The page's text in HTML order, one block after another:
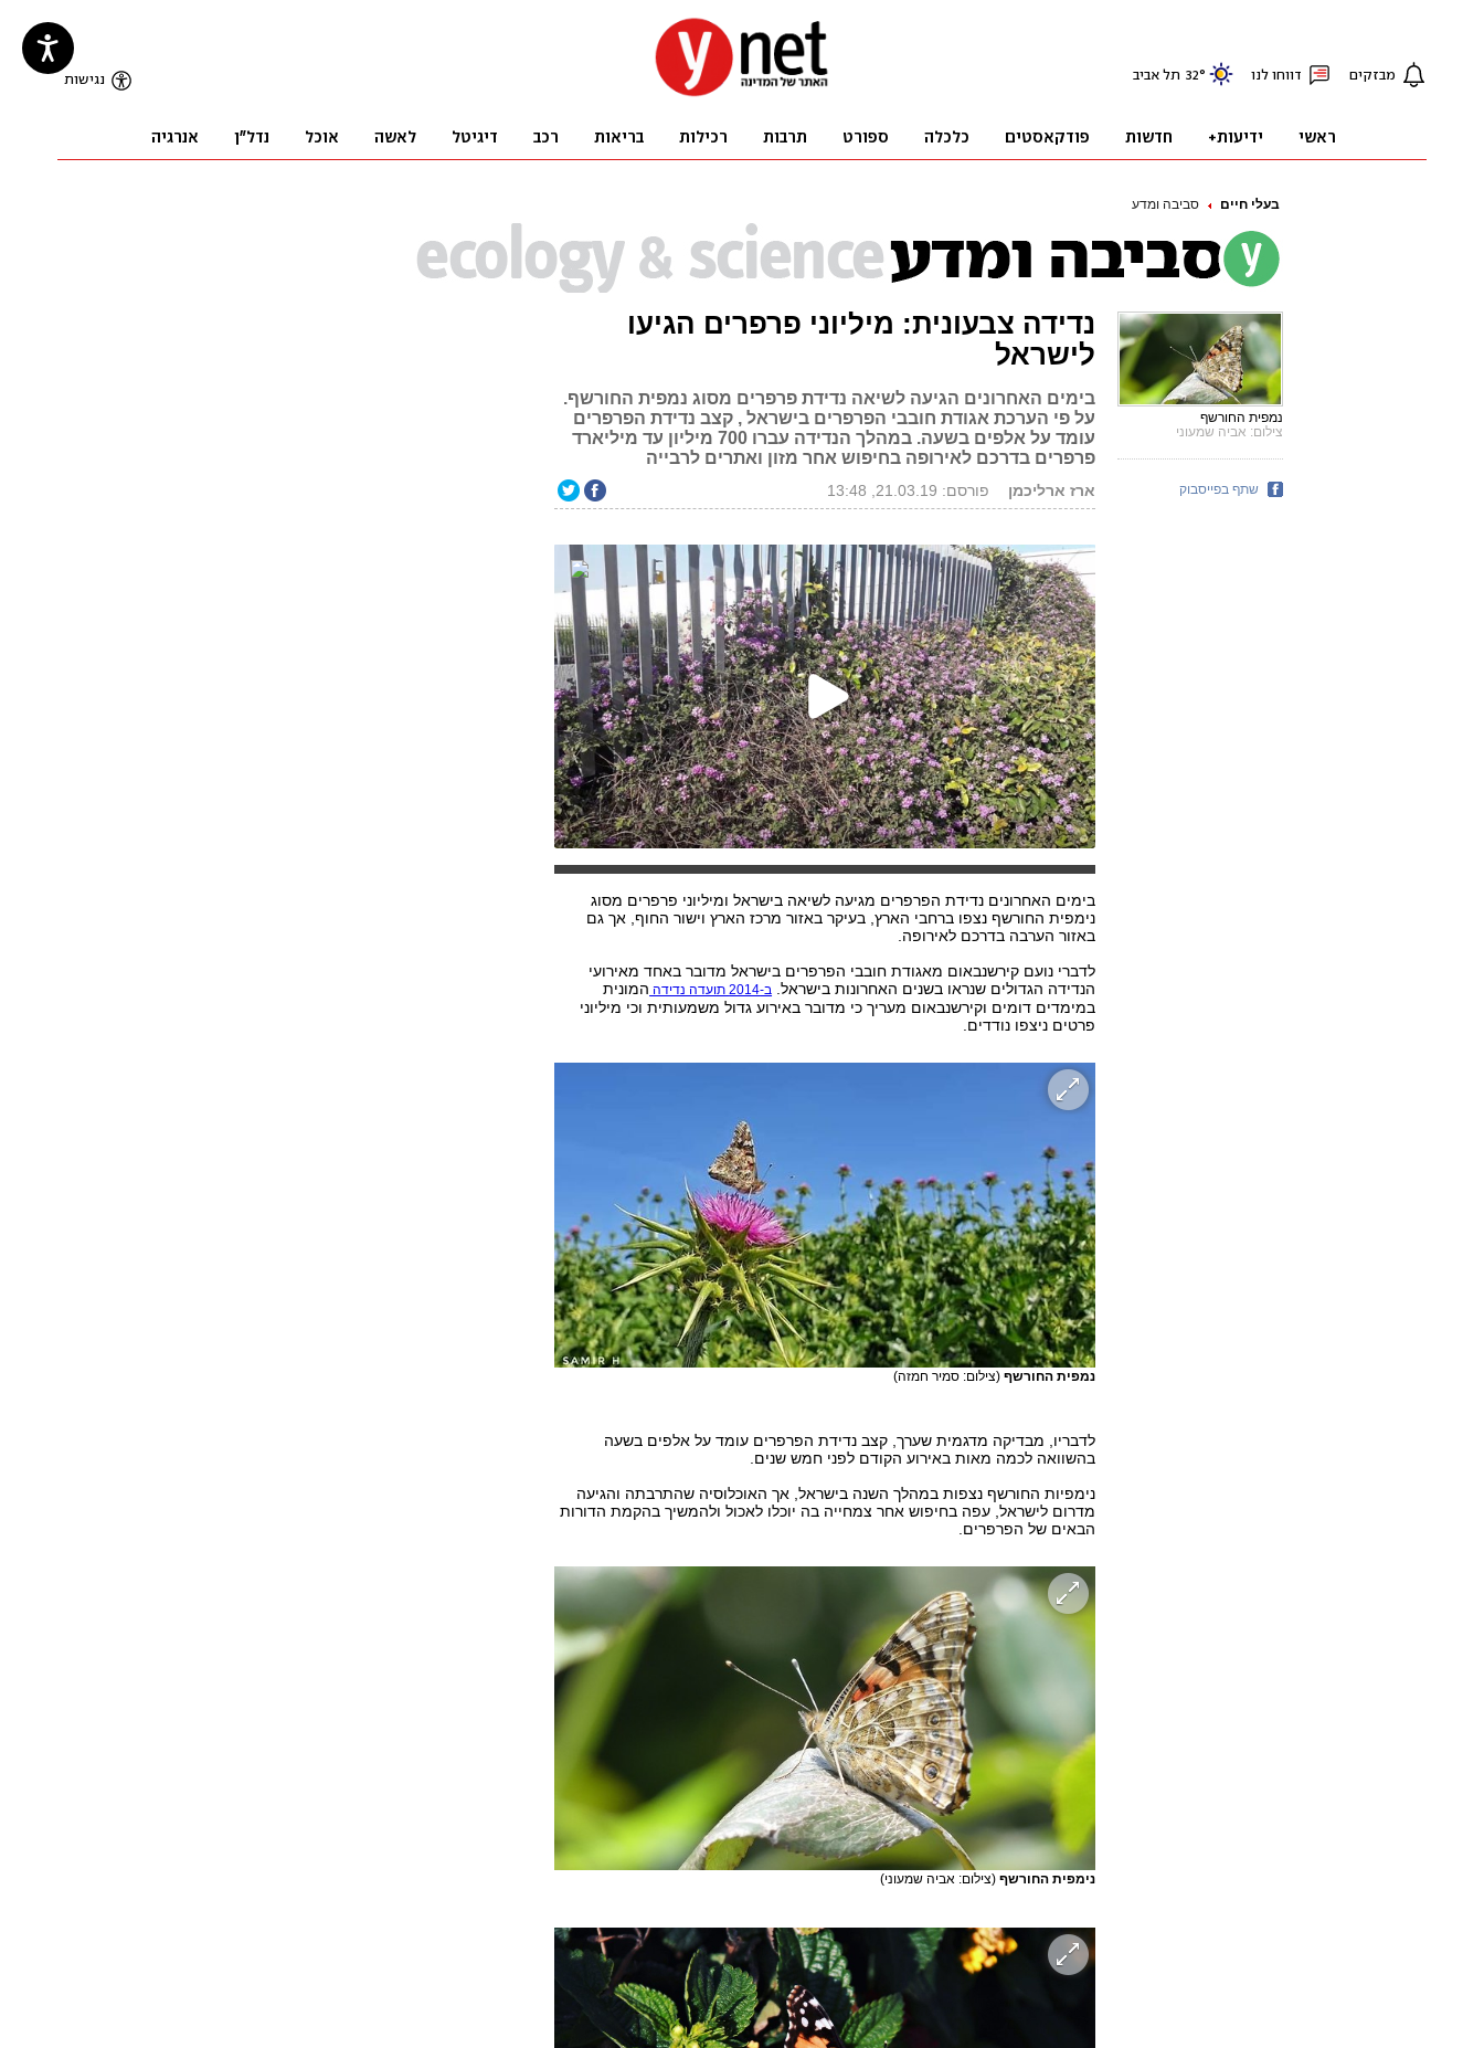
בעלי חיים סביבה ומדע
נדידה צבעונית: מיליוני פרפרים הגיעו
לישראל
בימים האחרונים הגיעה לשיאה נדידת פרפרים מסוג נמפית החורשף.
על פי הערכת אגודת חובבי הפרפרים בישראל , קצב נדידת הפרפרים
עומד על אלפים בשעה. במהלך הנדידה עברו 700 מיליון עד מיליארד
פרפרים בדרכם לאירופה בחיפוש אחר מזון ואתרים לרבייה
ארז ארליכמן פורסם: 21.03.19, 13:48
בימים האחרונים נדידת הפרפרים מגיעה לשיאה בישראל ומיליוני פרפרים מסוג
נימפית החורשף נצפו ברחבי הארץ, בעיקר באזור מרכז הארץ וישור החוף, אך גם
באזור הערבה בדרכם לאירופה.
לדברי נועם קירשנבאום מאגודת חובבי הפרפרים בישראל מדובר באחד מאירועי
הנדידה הגדולים שנראו בשנים האחרונות בישראל. ב-2014 תועדה נדידה
המונית
במימדים דומים וקירשנבאום מעריך כי מדובר באירוע גדול משמעותית וכי מיליוני
פרטים ניצפו נודדים.
נמפית החורשף (צילום: סמיר חמזה)
לדבריו, מבדיקה מדגמית שערך, קצב נדידת הפרפרים עומד על אלפים בשעה
בהשוואה לכמה מאות באירוע הקודם לפני חמש שנים.
נימפיות החורשף נצפות במהלך השנה בישראל, אך האוכלוסיה שהתרבתה והגיעה
מדרום לישראל, עפה בחיפוש אחר צמחייה בה יוכלו לאכול ולהמשיך בהקמת הדורות
הבאים של הפרפרים.
נימפית החורשף (צילום: אביה שמעוני)
נמפית החורשף
צילום: אביה שמעוני
שתף בפייסבוק